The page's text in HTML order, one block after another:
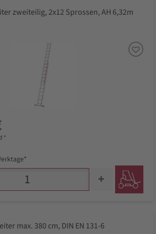
zweiteilig, 2x12 Sprossen, AH 6,32m
*
max. 380 cm, DIN EN 131-6